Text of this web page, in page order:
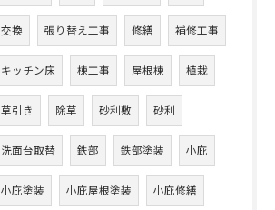
交換 張り替え工事 修繕 補修工事
キッチン床 棟工事 屋根棟 植栽
草引き 除草 砂利敷 砂利
洗面台取替 鉄部 鉄部塗装 小庇
小庇塗装 小庇屋根塗装 小庇修繕